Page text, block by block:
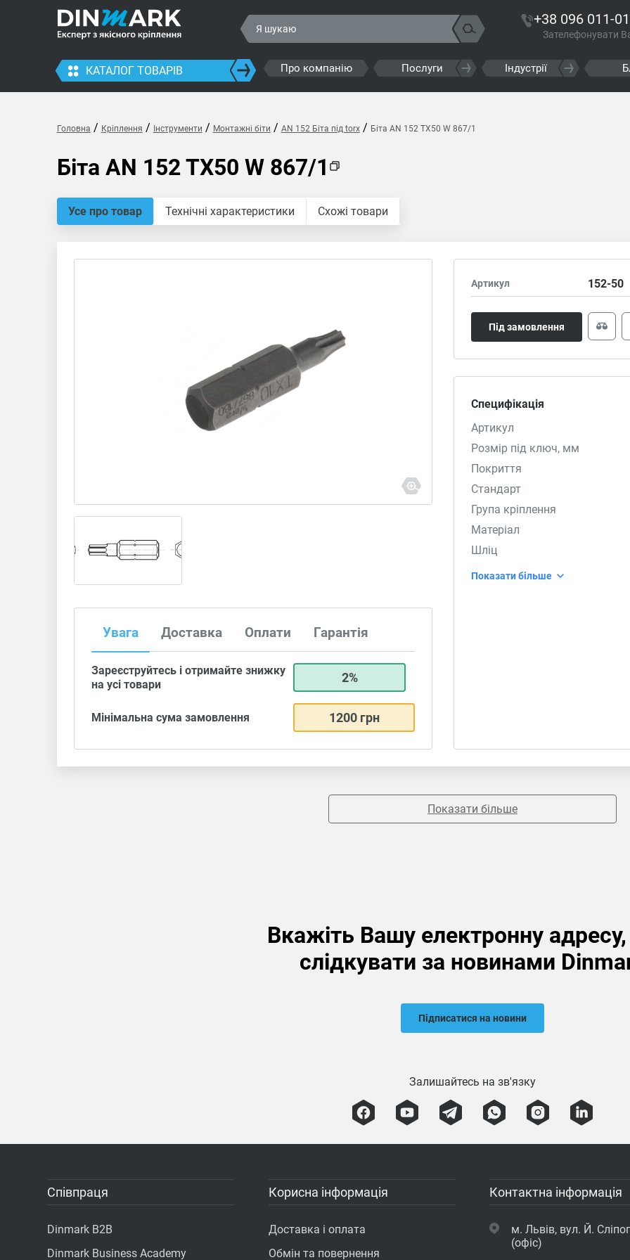
+38 096 011-
Зателефонувати
КАТАЛОГ ТОВАРІВ Про компанію Послуги Індустрії
Головна / Кріплення / Інструменти / Монтажні біти / AN 152 Біта під torx/ Біта AN 152 TX50 W 867/1
Біта AN 152 TX50 W 867/1
Усе про товар Технічні характеристики Схожі товари
Увага Доставка Оплати Гарантія
Зареєструйтесь і отримайте знижку
на усі товари
2%
Мінімальна сума замовлення 1200 грн
Артикул 152-50
Під замовлення
Специфікація
Артикул
Розмір під ключ, мм
Покриття
Стандарт
Група кріплення
Матеріал
Шліц
Показати більше
Показати більше
Вкажіть Вашу електронну
слідкувати за новинами
Підписатися на новини
Залишайтесь на зв'язку
Співпраця
Dinmark B2B
Dinmark Business Academy
Корисна інформація
Доставка і оплата
Обмін та повернення
Контактна інформація
м. Львів, вул. Й.
(офіс)